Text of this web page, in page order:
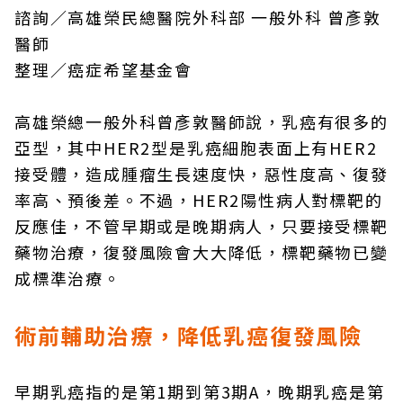
諮詢／高雄榮民總醫院外科部 一般外科 曾彥敦
醫師
整理／癌症希望基金會
高雄榮總一般外科曾彥敦醫師說，乳癌有很多的
亞型，其中HER2型是乳癌細胞表面上有HER2
接受體，造成腫瘤生長速度快，惡性度高、復發
率高、預後差。不過，HER2陽性病人對標靶的
反應佳，不管早期或是晚期病人，只要接受標靶
藥物治療，復發風險會大大降低，標靶藥物已變
成標準治療。
術前輔助治療，降低乳癌復發風險
早期乳癌指的是第1期到第3期A，晚期乳癌是第